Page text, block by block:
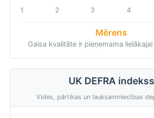
1 2 3 4
Mērens
Gaisa kvalitāte ir pieņemama
UK DEFRA indekss
Vides, pārtikas un lauksaimniecības